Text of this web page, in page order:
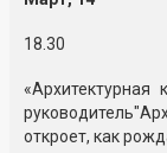
18.30
«Архитектурная
откроет, как